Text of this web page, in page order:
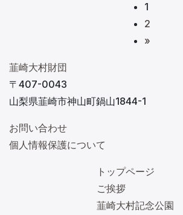
1
2
»
韮崎大村財団
〒407-0043
山梨県韮崎市神山町鍋山1844-1
お問い合わせ
個人情報保護について
トップページ
ご挨拶
韮崎大村記念公園